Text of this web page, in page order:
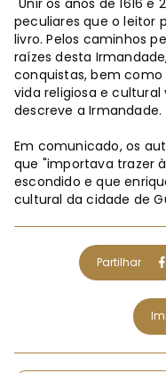
peculiares que o leitor
livro. Pelos caminhos
raízes desta
conquistas, bem
vida religiosa e cultural
descreve a Irmandade.
Em comunicado, os
que "importava trazer
escondido e que
cultural da cidade de
Partilhar